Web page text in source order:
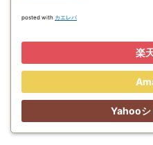
posted with カエレバ
楽
Yahooシ